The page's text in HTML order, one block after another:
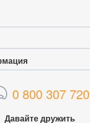
0 800 307 720
Давайте дружить